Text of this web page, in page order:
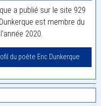
a publié sur le site 929
est membre du
2020.
du poète Eric Dunkerque